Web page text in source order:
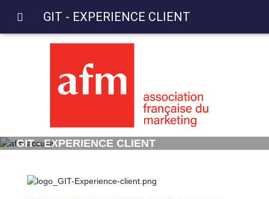
GIT - EXPERIENCE CLIENT
GIT - EXPERIENCE CLIENT